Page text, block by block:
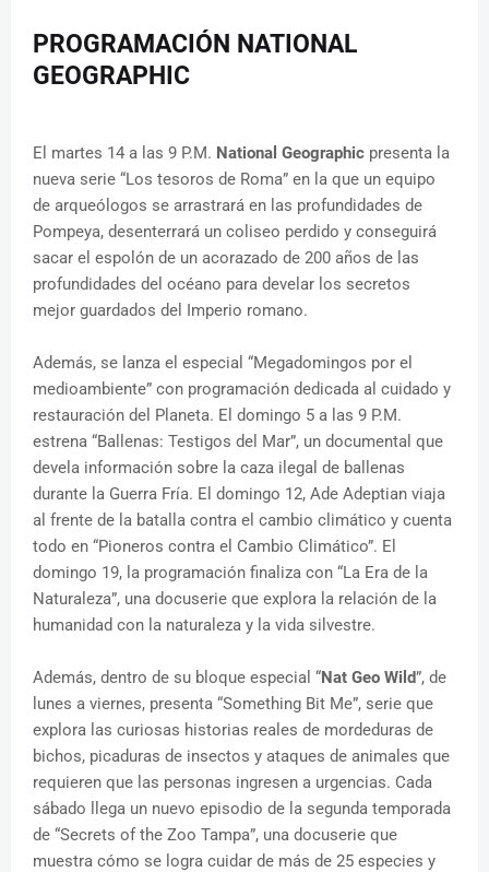
PROGRAMACIÓN NATIONAL
GEOGRAPHIC
El martes 14 a las 9 P.M. National Geographic presenta la
nueva serie “Los tesoros de Roma” en la que un equipo
de arqueólogos se arrastrará en las profundidades de
Pompeya, desenterrará un coliseo perdido y conseguirá
sacar el espolón de un acorazado de 200 años de las
profundidades del océano para develar los secretos
mejor guardados del Imperio romano.
Además, se lanza el especial “Megadomingos por el
medioambiente” con programación dedicada al cuidado y
restauración del Planeta. El domingo 5 a las 9 P.M.
estrena “Ballenas: Testigos del Mar”, un documental que
devela información sobre la caza ilegal de ballenas
durante la Guerra Fría. El domingo 12, Ade Adeptian viaja
al frente de la batalla contra el cambio climático y cuenta
todo en “Pioneros contra el Cambio Climático”. El
domingo 19, la programación finaliza con “La Era de la
Naturaleza”, una docuserie que explora la relación de la
humanidad con la naturaleza y la vida silvestre.
Además, dentro de su bloque especial “Nat Geo Wild”, de
lunes a viernes, presenta “Something Bit Me”, serie que
explora las curiosas historias reales de mordeduras de
bichos, picaduras de insectos y ataques de animales que
requieren que las personas ingresen a urgencias. Cada
sábado llega un nuevo episodio de la segunda temporada
de “Secrets of the Zoo Tampa”, una docuserie que
muestra cómo se logra cuidar de más de 25 especies y